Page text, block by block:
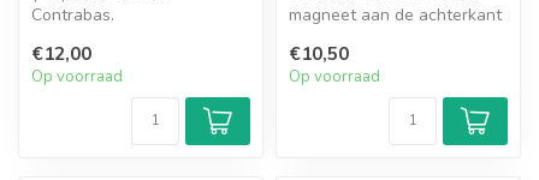
Contrabas.
€12,00
Op voorraad
magneet aan de achterkant
Kie...
€10,50
Op voorraad